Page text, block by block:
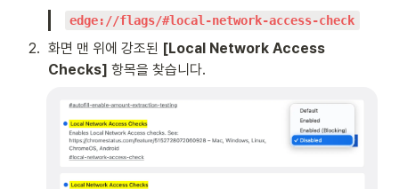
edge://flags/#local-network-access-check
2. 화면 맨 위에 강조된 [Local Network Access
Checks] 항목을 찾습니다.